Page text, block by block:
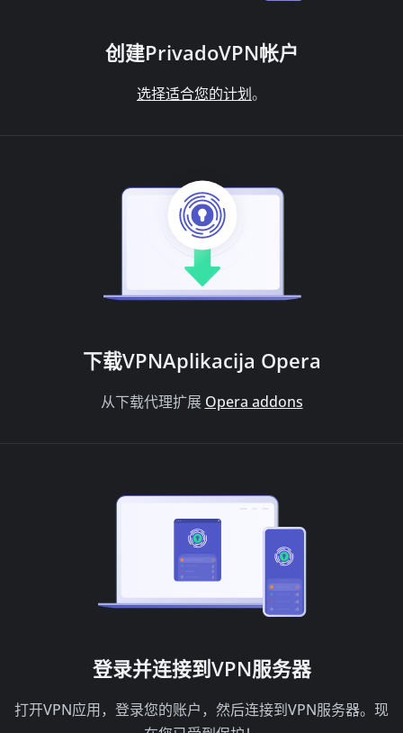
创建PrivadoVPN帐户
选择适合您的计划。
下载VPNAplikacija Opera
从下载代理扩展 Opera addons
登录并连接到VPN服务器
打开VPN应用，登录您的账户，然后连接到VPN服务器。现